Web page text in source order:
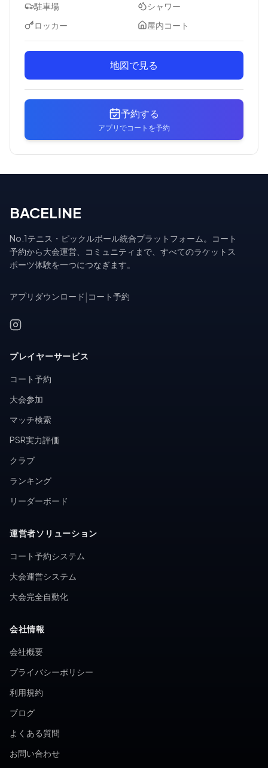
駐車場
シャワー
ロッカー
屋内コート
地図で見る
予約する
アプリでコートを予約
BACELINE
No.1テニス・ピックルボール統合プラットフォーム。コート
予約から大会運営、コミュニティまで、すべてのラケットス
ポーツ体験を一つにつなぎます。
アプリダウンロード コート予約
プレイヤーサービス
コート予約
大会参加
マッチ検索
PSR実力評価
クラブ
ランキング
リーダーボード
運営者ソリューション
コート予約システム
大会運営システム
大会完全自動化
会社情報
会社概要
プライバシーポリシー
利用規約
ブログ
よくある質問
お問い合わせ